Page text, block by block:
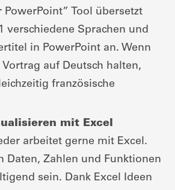
PowerPoint” Tool übersetzt
verschiedene Sprachen und
in PowerPoint an. Wenn
Vortrag auf Deutsch halten,
französische
mit Excel
arbeitet gerne mit Excel.
Daten, Zahlen und Funktionen
sein. Dank Excel Ideen